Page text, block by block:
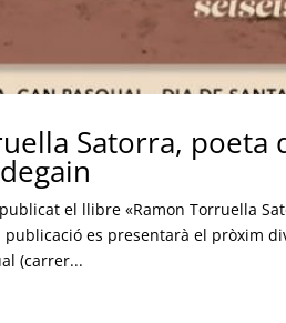
Satorra, poeta
el llibre «Ramon Torruella
publicació es presentarà el pròxim
(carrer...